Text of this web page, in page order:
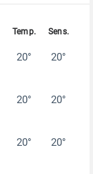
20° 20°
20° 20°
20° 20°